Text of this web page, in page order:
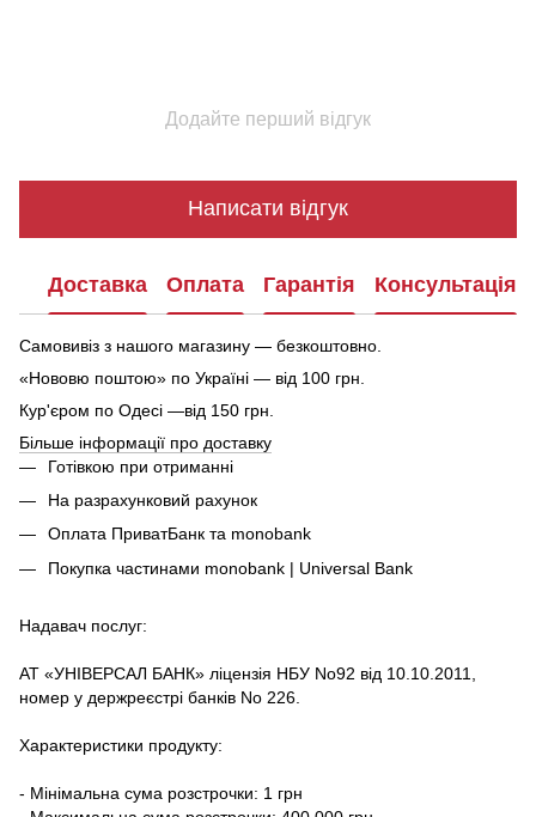
Додайте перший відгук
Написати відгук
Доставка Оплата Гарантія Консультація
Самовивіз з нашого магазину — безкоштовно.
«Нововю поштою» по Україні — від 100 грн.
Кур'єром по Одесі —від 150 грн.
Більше інформації про доставку
Готівкою при отриманні
На разрахунковий рахунок
Оплата ПриватБанк та monobank
Покупка частинами monobank | Universal Bank
Надавач послуг:
АТ «УНІВЕРСАЛ БАНК» ліцензія НБУ No92 від 10.10.2011,
номер у держреєстрі банків No 226.
Характеристики продукту:
- Мінімальна сума розстрочки: 1 грн